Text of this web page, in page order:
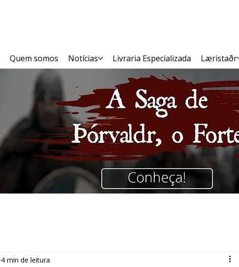
Quem somos Notícias Livraria Especializada Læristaðr
4 min de leitura